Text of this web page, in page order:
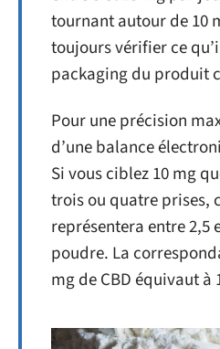
tournant autour de 10
toujours vérifier ce
packaging du produit
Pour une précision
d’une balance
Si vous ciblez 10 mg
trois ou quatre prises,
représentera entre 2,5
poudre. La
mg de CBD équivaut à